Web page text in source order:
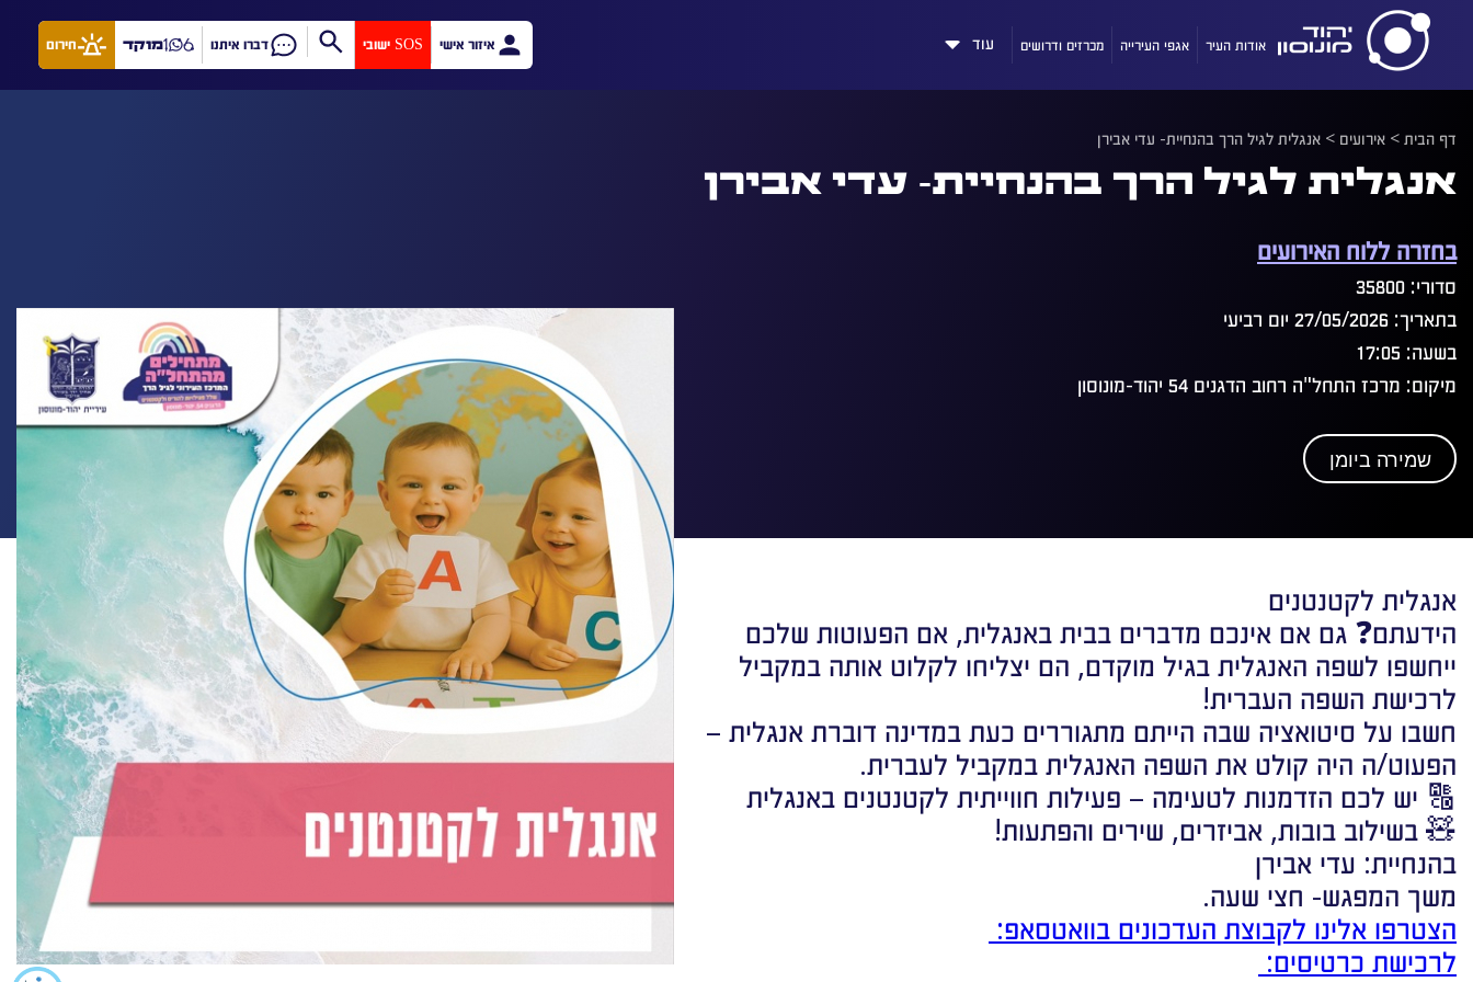
אודות העיר אגפי העירייה מכרזים ודרושים עוד איזור אישי SOS ישובי דברו איתנו מוקד חירום
דף הבית> אירועים > אנגלית לגיל הרך בהנחיית- עדי אבירן
אנגלית לגיל הרך בהנחיית- עדי אבירן
בחזרה ללוח האירועים
סדורי: 35800
בתאריך: 27/05/2026 יום רביעי
בשעה: 17:05
מיקום: מרכז התחל"ה רחוב הדגנים 54 יהוד-מונוסון
שמירה ביומן
אנגלית לקטנטנים
הידעתם❓ גם אם אינכם מדברים בבית באנגלית, אם הפעוטות שלכם
ייחשפו לשפה האנגלית בגיל מוקדם, הם יצליחו לקלוט אותה במקביל
לרכישת השפה העברית!
חשבו על סיטואציה שבה הייתם מתגוררים כעת במדינה דוברת אנגלית –
הפעוט/ה היה קולט את השפה האנגלית במקביל לעברית.
🔠 יש לכם הזדמנות לטעימה – פעילות חווייתית לקטנטנים באנגלית
🧸 בשילוב בובות, אביזרים, שירים והפתעות!
בהנחיית: עדי אבירן
משך המפגש- חצי שעה.
הצטרפו אלינו לקבוצת העדכונים בוואטסאפ:
לרכישת כרטיסים: